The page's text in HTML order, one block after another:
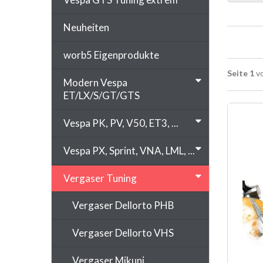
Seite 1
Neuheiten
worb5 Eigenprodukte
Modern Vespa
ET/LX/S/GT/GTS
Vespa PK, PV, V50, ET3, ...
Vespa PX, Sprint, VNA, LML, ...
Vergaser Tuning
Vergaser Dellorto PHB
Vergaser Dellorto VHS
Vergaser Mikuni